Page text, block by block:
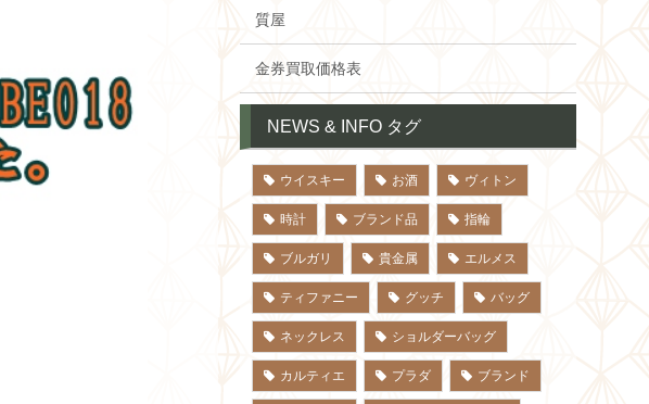
質屋
金券買取価格表
NEWS & INFO タグ
ウイスキー お酒 ヴィトン
時計 ブランド品 指輪
ブルガリ 貴金属 エルメス
ティファニー グッチ バッグ
ネックレス ショルダーバッグ
カルティエ プラダ ブランド